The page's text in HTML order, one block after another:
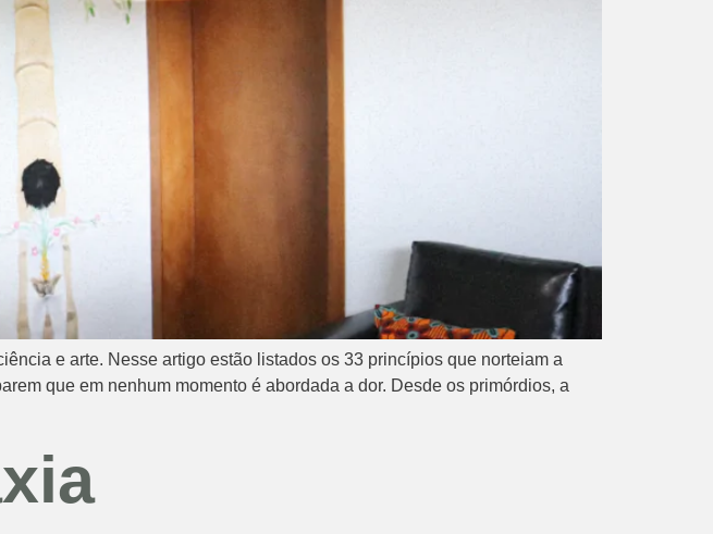
e arte. Nesse artigo estão listados os 33 princípios que norteiam a
que em nenhum momento é abordada a dor. Desde os primórdios, a